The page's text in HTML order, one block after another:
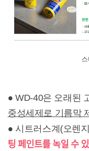
● WD-40은 오래된
중성세제로 기름막
● 시트러스계(오렌
팅 페인트를 녹일 수